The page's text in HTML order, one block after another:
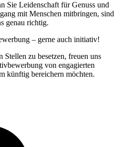
Sie Leidenschaft für Genuss und
mit Menschen mitbringen, sind
genau richtig.
– gerne auch initiativ!
zu besetzen, freuen uns
von engagierten
künftig bereichern möchten.